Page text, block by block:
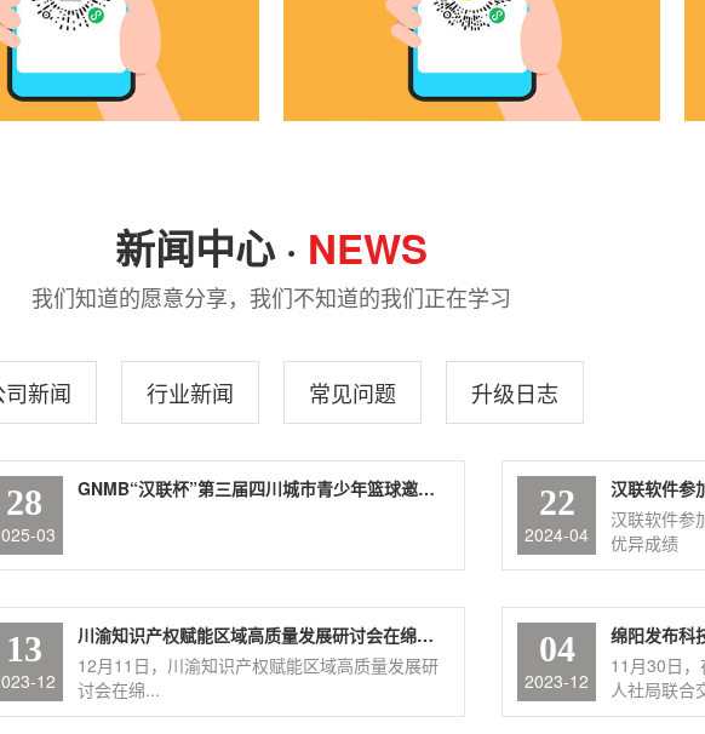
新闻中心 · NEWS
我们知道的愿意分享，我们不知道的我们正在学习
司新闻 行业新闻 常见问题 升级日志
28
03
GNMB“汉联杯”第三届四川城市青少年篮球邀请赛盛大举行 22
2024-04
汉联软件参
优异成绩
13
12
川渝知识产权赋能区域高质量发展研讨会在绵举行
12月11日，川渝知识产权赋能区域高质量发展研
讨会在绵...
04
2023-12
绵阳发布科
11月30日
人社局联合